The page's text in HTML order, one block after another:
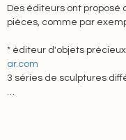
Des éditeurs ont
pièces,
* éditeur d'objets précieux
ar.com
3 séries de sculptures
…